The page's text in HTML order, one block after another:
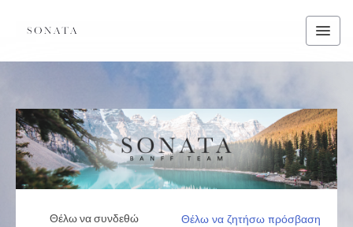
Θέλω να συνδεθώ Θέλω να ζητήσω πρόσβαση